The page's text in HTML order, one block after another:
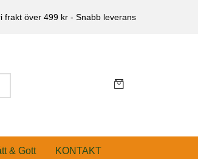
frakt över 499 kr - Snabb leverans
& Gott
KONTAKT